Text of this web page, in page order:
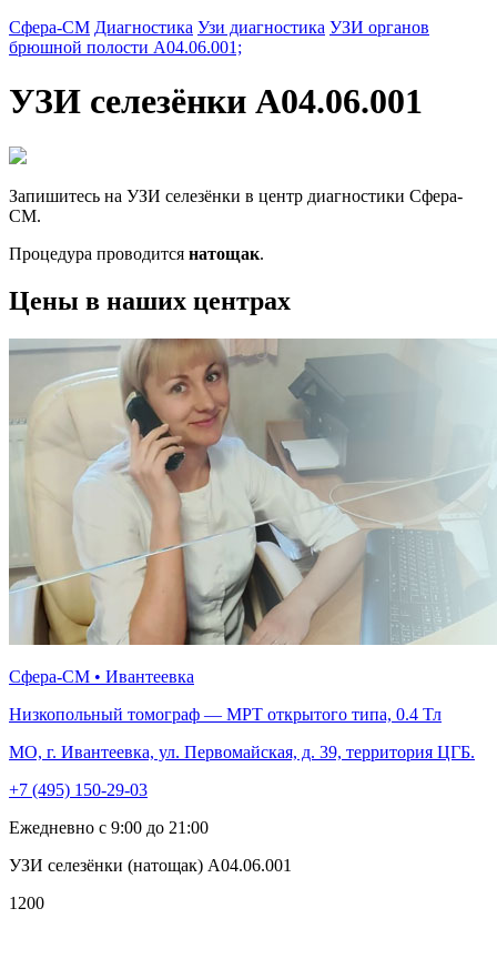
Сфера-СМ Диагностика Узи диагностика УЗИ органов
брюшной полости А04.06.001;
УЗИ селезёнки А04.06.001
Запишитесь на УЗИ селезёнки в центр диагностики Сфера-
СМ.
Процедура проводится натощак.
Цены в наших центрах
Сфера-СМ • Ивантеевка
Низкопольный томограф — МРТ открытого типа, 0.4 Тл
МО, г. Ивантеевка, ул. Первомайская, д. 39, территория ЦГБ.
+7 (495) 150-29-03
Ежедневно с 9:00 до 21:00
УЗИ селезёнки (натощак) А04.06.001
1200